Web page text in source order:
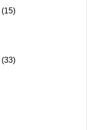
(15)
(33)